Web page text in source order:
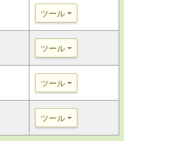
ツール
ツール
ツール
ツール